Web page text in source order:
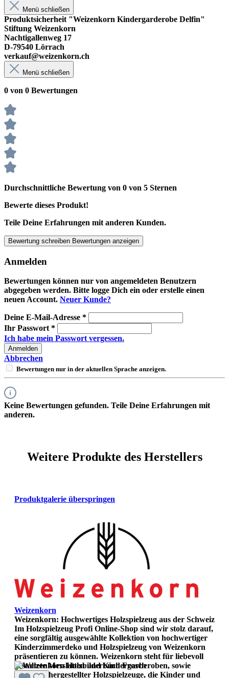
Menü schließen
Produktsicherheit "Weizenkorn Kindergarderobe Delfin"
Stiftung Weizenkorn
Nachtigallenweg 17
D-79540 Lörrach
verkauf@weizenkorn.ch
Menü schließen
0 von 0 Bewertungen
Durchschnittliche Bewertung von 0 von 5 Sternen
Bewerte dieses Produkt!
Teile Deine Erfahrungen mit anderen Kunden.
Bewertung schreiben Bewertungen anzeigen
Anmelden
Bewertungen können nur von angemeldeten Benutzern
abgegeben werden. Bitte logge Dich ein oder erstelle einen
neuen Account. Neuer Kunde?
Deine E-Mail-Adresse *
Ihr Passwort *
Ich habe mein Passwort vergessen.
Anmelden
Abbrechen
Bewertungen nur in der aktuellen Sprache anzeigen.
Keine Bewertungen gefunden. Teile Deine Erfahrungen mit
anderen.
Weitere Produkte des Herstellers
Produktgalerie überspringen
Weizenkorn
Weizenkorn: Hochwertiges Holzspielzeug aus der Schweiz
Im Holzspielzeug Profi Online-Shop sind wir stolz darauf,
eine sorgfältig ausgewählte Kollektion von hochwertiger
Kinderzimmerdeko und Holzspielzeug von Weizenkorn
präsentieren zu können. Weizenkorn steht für liebevoll
gestaltete Messlatten und Kindergarberoben, sowie
sorgfältig hergestellter Holzspielzeuge, die Kinder und